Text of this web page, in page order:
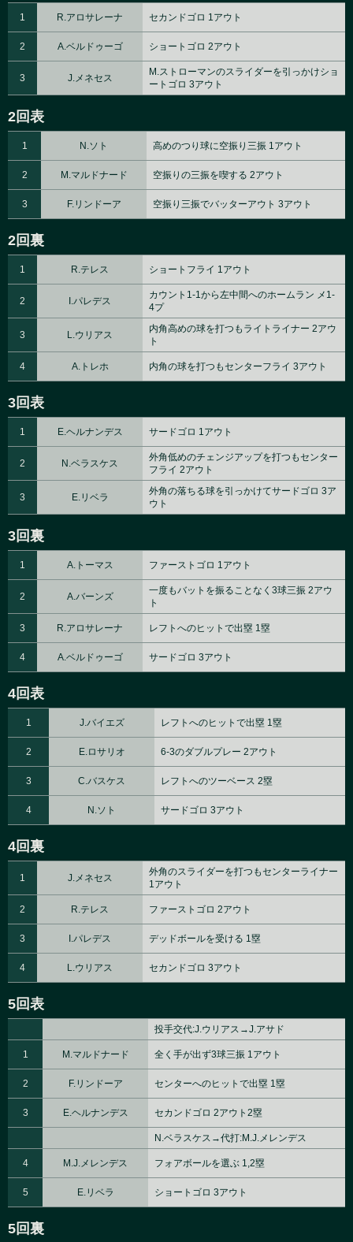
1 R.アロサレーナ セカンドゴロ 1アウト
2 A.ベルドゥーゴ ショートゴロ 2アウト
3 J.メネセス
M.ストローマンのスライダーを引っかけショ
ートゴロ 3アウト
2回表
1 N.ソト 高めのつり球に空振り三振 1アウト
2 M.マルドナード 空振りの三振を喫する 2アウト
3 F.リンドーア 空振り三振でバッターアウト 3アウト
2回裏
1 R.テレス ショートフライ 1アウト
2 I.パレデス
カウント1-1から左中間へのホームラン メ1-
4プ
3 L.ウリアス
内角高めの球を打つもライトライナー 2アウ
ト
4 A.トレホ 内角の球を打つもセンターフライ 3アウト
3回表
1 E.ヘルナンデス サードゴロ 1アウト
2 N.ベラスケス
外角低めのチェンジアップを打つもセンター
フライ 2アウト
3 E.リベラ
外角の落ちる球を引っかけてサードゴロ 3ア
ウト
3回裏
1 A.トーマス ファーストゴロ 1アウト
2 A.バーンズ
一度もバットを振ることなく3球三振 2アウ
ト
3 R.アロサレーナ レフトへのヒットで出塁 1塁
4 A.ベルドゥーゴ サードゴロ 3アウト
4回表
1 J.バイエズ レフトへのヒットで出塁 1塁
2 E.ロサリオ 6-3のダブルプレー 2アウト
3 C.バスケス レフトへのツーベース 2塁
4 N.ソト サードゴロ 3アウト
4回裏
1 J.メネセス
外角のスライダーを打つもセンターライナー
1アウト
2 R.テレス ファーストゴロ 2アウト
3 I.パレデス デッドボールを受ける 1塁
4 L.ウリアス セカンドゴロ 3アウト
5回表
投手交代:J.ウリアス→J.アサド
1 M.マルドナード 全く手が出ず3球三振 1アウト
2 F.リンドーア センターへのヒットで出塁 1塁
3 E.ヘルナンデス セカンドゴロ 2アウト2塁
N.ベラスケス→代打:M.J.メレンデス
4 M.J.メレンデス フォアボールを選ぶ 1,2塁
5 E.リベラ ショートゴロ 3アウト
5回裏